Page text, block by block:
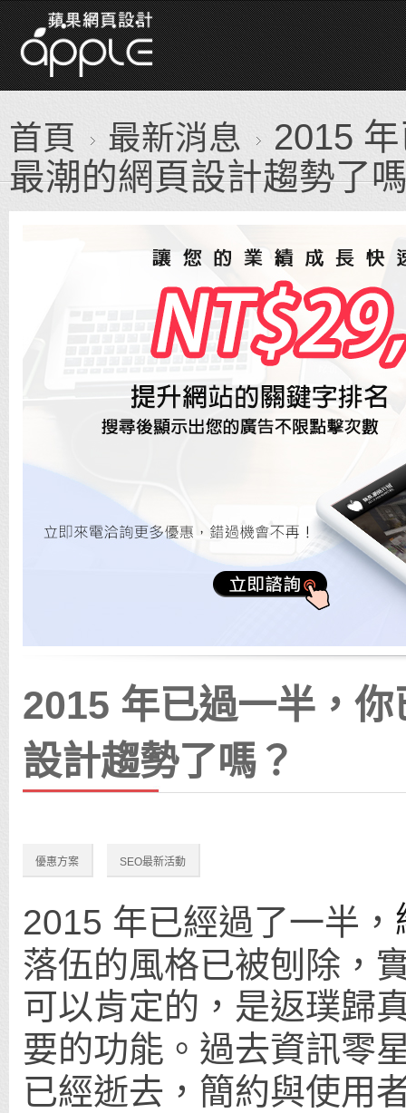
首頁 最新消息
2015
最潮的網頁設計趨勢了
2015 年已過一半，
設計趨勢了嗎？
優惠方案 SEO最新活動
2015 年已經過了一半，
落伍的風格已被刨除，
可以肯定的，是返璞歸
要的功能。過去資訊零
已經逝去，簡約與使用